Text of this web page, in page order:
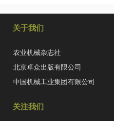
关于我们
农业机械杂志社
北京卓众出版有限公司
中国机械工业集团有限公司
关注我们